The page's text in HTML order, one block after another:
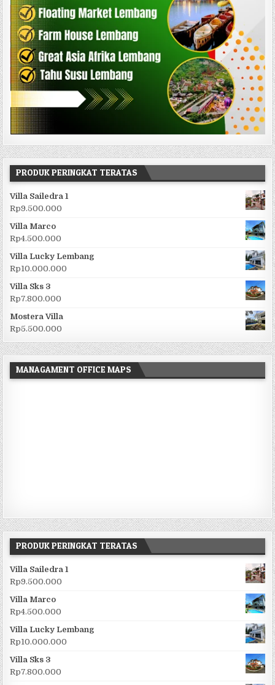
PRODUK PERINGKAT TERATAS
Villa Sailedra 1
Rp9.500.000
Villa Marco
Rp4.500.000
Villa Lucky Lembang
Rp10.000.000
Villa Sks 3
Rp7.800.000
Mostera Villa
Rp5.500.000
MANAGAMENT OFFICE MAPS
PRODUK PERINGKAT TERATAS
Villa Sailedra 1
Rp9.500.000
Villa Marco
Rp4.500.000
Villa Lucky Lembang
Rp10.000.000
Villa Sks 3
Rp7.800.000